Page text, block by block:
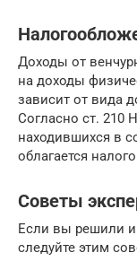
Доходы от
на доходы
зависит от вида
Согласно ст. 210
находившихся в
облагается
Советы
Если вы решили
следуйте этим